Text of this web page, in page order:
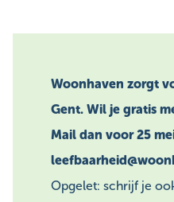
Woonhaven zorgt
Gent. Wil je gratis
Mail dan voor 25
Opgelet: schrijf je